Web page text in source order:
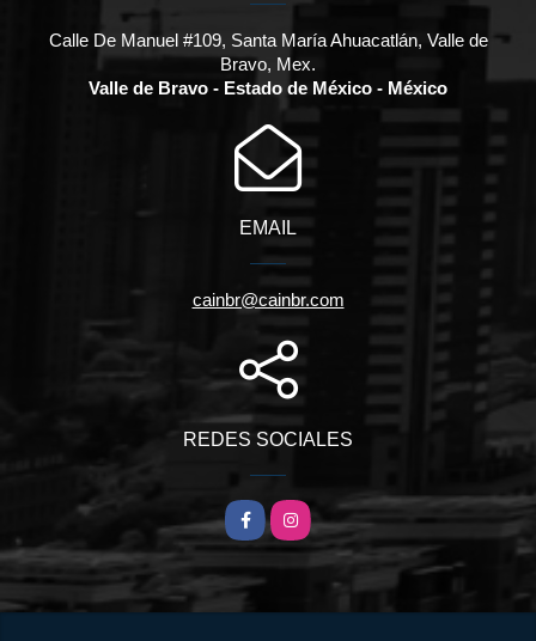
Calle De Manuel #109, Santa María Ahuacatlán, Valle de
Bravo, Mex.
Valle de Bravo - Estado de México - México
EMAIL
cainbr@cainbr.com
REDES SOCIALES
FacebookInstagram